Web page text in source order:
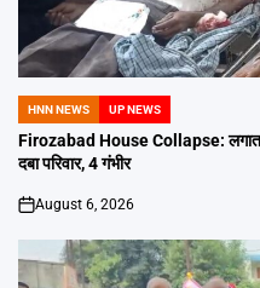
POSTED
IN
HNN NEWS UP NEWS
Firozabad House Collapse:
दबा परिवार, 4 गंभीर
on
August 6, 2026